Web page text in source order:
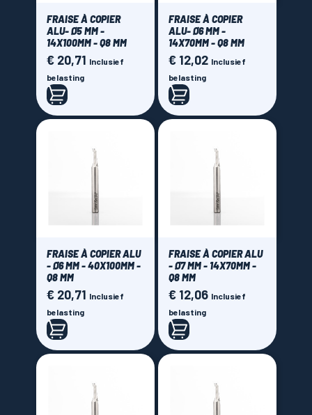
FRAISE À COPIER
ALU- Ø5 MM -
14X100MM - Q8 MM
Prijs
€ 20,71 Inclusief
belasting
FRAISE À COPIER
ALU- Ø6 MM -
14X70MM - Q8 MM
Prijs
€ 12,02 Inclusief
belasting
FRAISE À COPIER ALU
- Ø6 MM - 40X100MM -
Q8 MM
Prijs
€ 20,71 Inclusief
belasting
FRAISE À COPIER ALU
- Ø7 MM - 14X70MM -
Q8 MM
Prijs
€ 12,06 Inclusief
belasting